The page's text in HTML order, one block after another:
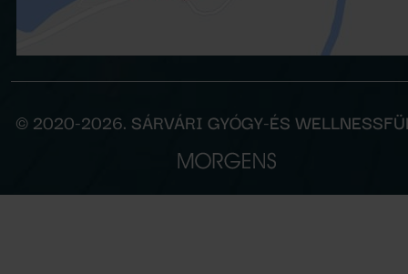
© 2020-2026. SÁRVÁRI GYÓGY-ÉS